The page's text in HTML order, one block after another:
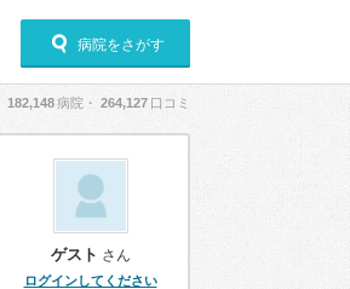
病院をさがす
182,148病院・ 264,127 口コミ
ゲスト さん
ログインしてください